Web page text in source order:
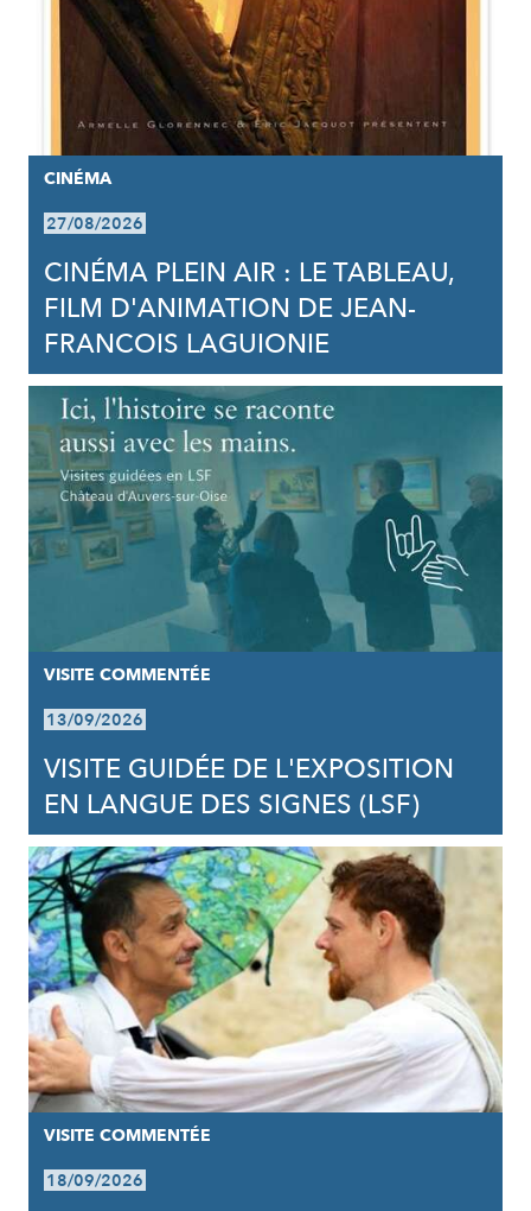
CINÉMA
27/08/2026
CINÉMA PLEIN AIR : LE TABLEAU,
FILM D'ANIMATION DE JEAN-
FRANCOIS LAGUIONIE
VISITE COMMENTÉE
13/09/2026
VISITE GUIDÉE DE L'EXPOSITION
EN LANGUE DES SIGNES (LSF)
VISITE COMMENTÉE
18/09/2026